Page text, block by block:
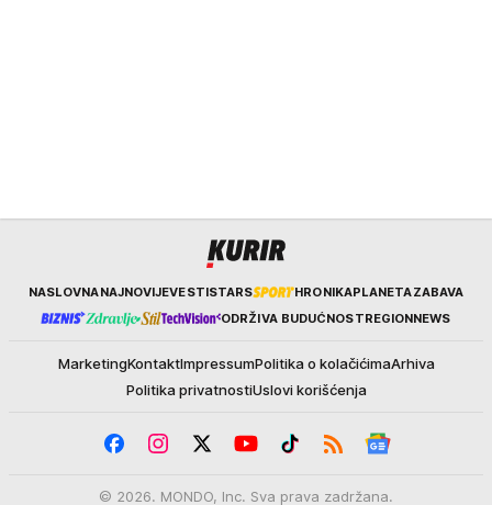
KurirNASLOVNANAJNOVIJEVESTISTARS HRONIKAPLANETAZABAVA
ODRŽIVA BUDUĆNOSTREGIONNEWS
MarketingKontaktImpressumPolitika o kolačićimaArhiva
Politika privatnostiUslovi korišćenja
© 2026. MONDO, Inc. Sva prava zadržana.